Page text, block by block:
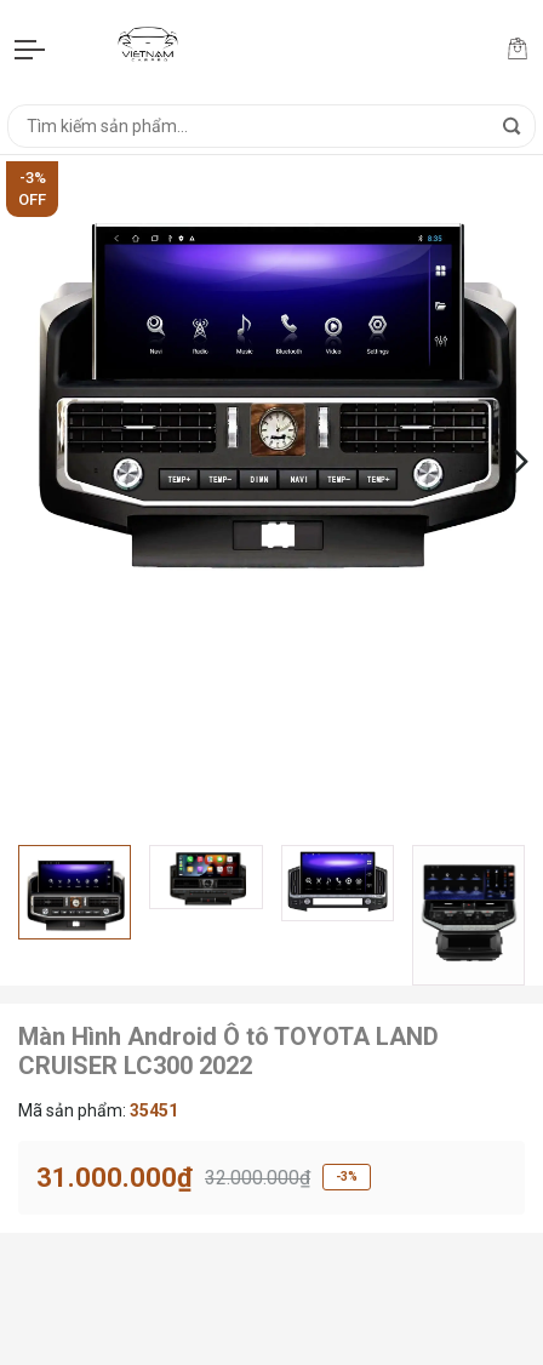
-3%
OFF
Màn Hình Android Ô tô TOYOTA LAND
CRUISER LC300 2022
Mã sản phẩm: 35451
31.000.000₫ 32.000.000₫ -3%